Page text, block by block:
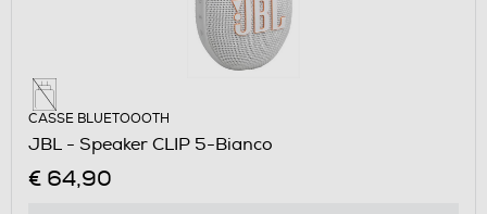
CASSE BLUETOOOTH
JBL - Speaker CLIP 5-Bianco
€ 64,90